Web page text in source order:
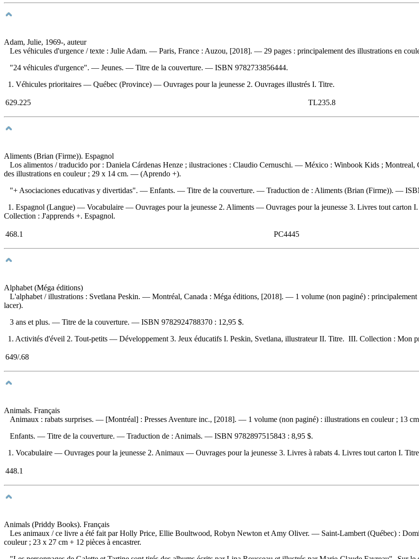
Adam, Julie, 1969-, auteur
Les véhicules d'urgence / texte : Julie Adam. — Paris, France : Auzou, [2018]. — 29 pages : principalement des illustrations en
"24 véhicules d'urgence". — Jeunes. — Titre de la couverture. — ISBN 9782733856444.
1. Véhicules prioritaires — Québec (Province) — Ouvrages pour la jeunesse 2. Ouvrages illustrés I. Titre.
629.225 TL235.8
Aliments (Brian (Firme)). Espagnol
Los alimentos / traducido por : Daniela Cárdenas Henze ; ilustraciones : Claudio Cernuschi. — México : Winbook Kids ;
des illustrations en couleur ; 29 x 14 cm. — (Aprendo +).
"+ Asociaciones educativas y divertidas". — Enfants. — Titre de la couverture. — Traduction de : Aliments (Brian (Firme)). —
1. Espagnol (Langue) — Vocabulaire — Ouvrages pour la jeunesse 2. Aliments — Ouvrages pour la jeunesse 3. Livres tout
Collection : J'apprends +. Espagnol.
468.1 PC4445
Alphabet (Méga éditions)
L'alphabet / illustrations : Svetlana Peskin. — Montréal, Canada : Méga éditions, [2018]. — 1 volume (non paginé) :
lacer).
3 ans et plus. — Titre de la couverture. — ISBN 9782924788370 : 12,95 $.
1. Activités d'éveil 2. Tout-petits — Développement 3. Jeux éducatifs I. Peskin, Svetlana, illustrateur II. Titre. III. Collection : Mon
649/.68
Animals. Français
Animaux : rabats surprises. — [Montréal] : Presses Aventure inc., [2018]. — 1 volume (non paginé) : illustrations en couleur ; 13
Enfants. — Titre de la couverture. — Traduction de : Animals. — ISBN 9782897515843 : 8,95 $.
1. Vocabulaire — Ouvrages pour la jeunesse 2. Animaux — Ouvrages pour la jeunesse 3. Livres à rabats 4. Livres tout carton I.
448.1
Animals (Priddy Books). Français
Les animaux / ce livre a été fait par Holly Price, Ellie Boultwood, Robyn Newton et Amy Oliver. — Saint-Lambert (Québec) :
couleur ; 23 x 27 cm + 12 pièces à encastrer.